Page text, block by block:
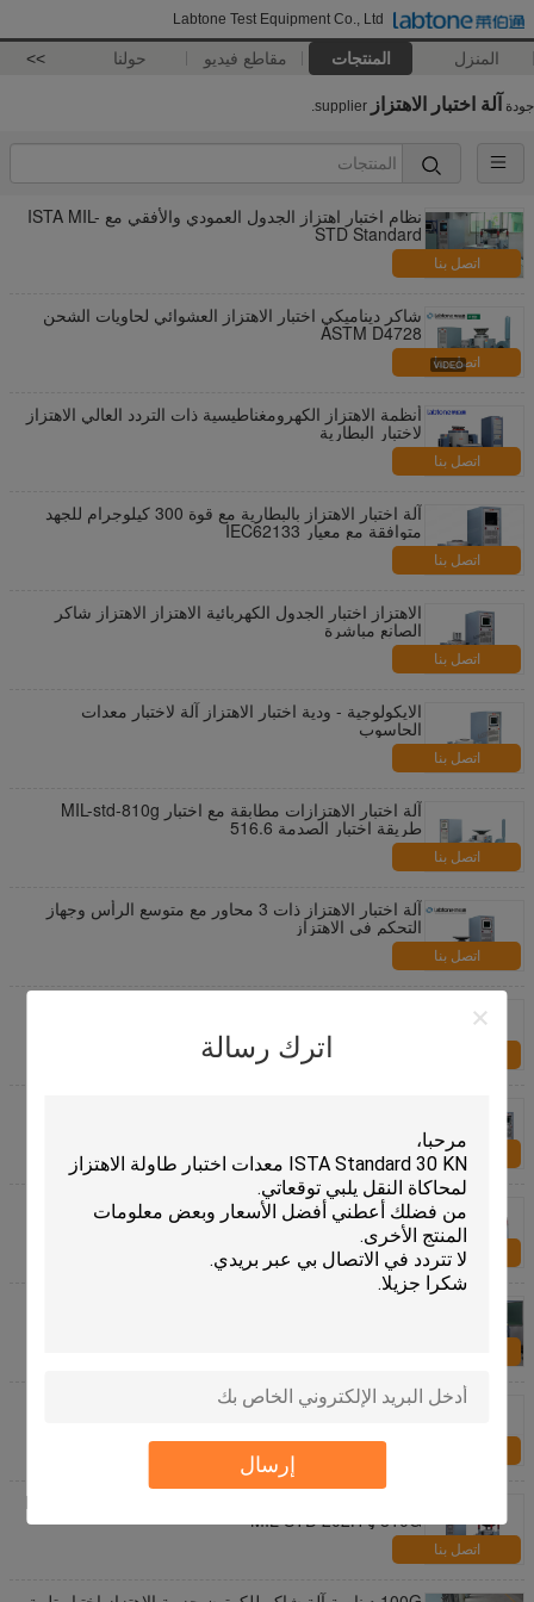
Labtone Test Equipment Co., Ltd
المنزل المنتجات مقاطع فيديو حولنا >>
اترك رسالة
إرسال
جودة آلة اختبار الاهتزاز
نظام اختبار اهتزاز الجدول العمودي والأفقي مع ISTA MIL-
STD Standard
اتصل بنا
شاكر ديناميكي اختبار الاهتزاز العشوائي لحاويات الشحن
ASTM D4728
اتصل بنا
أنظمة الاهتزاز الكهرومغناطيسية ذات التردد العالي الاهتزاز
لاختبار البطارية
اتصل بنا
آلة اختبار الاهتزاز بالبطارية مع قوة 300 كيلوجرام للجهد
متوافقة مع معيار IEC62133
اتصل بنا
الاهتزاز اختبار الجدول الكهربائية الاهتزاز الاهتزاز شاكر
الصانع مباشرة
اتصل بنا
الايكولوجية - ودية اختبار الاهتزاز آلة لاختبار معدات
الحاسوب
اتصل بنا
آلة اختبار الاهتزازات مطابقة مع اختبار MIL-std-810g
طريقة اختبار الصدمة 516.6
اتصل بنا
آلة اختبار الاهتزاز ذات 3 محاور مع متوسع الرأس وجهاز
التحكم في الاهتزاز
اتصل بنا
اتصل بنا
شاكر الاهتزاز كهروديناميكي للجمعيات الإلكترونية اختبار
200 كغ الحمولة
اتصل بنا
ISTA Standard 30 KN معدات اختبار طاولة الاهتزاز
تتوافق معدات اختبار الاهتزاز الكهروديناميكي مع MIL STD
810G و MIL STD 202H
اتصل بنا